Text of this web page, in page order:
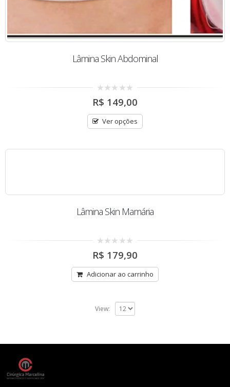
Lâmina Skin Abdominal
0
out
5
R$ 149,00
Ver opções
Lâmina Skin Mamária
0
out
5
R$ 179,90
Adicionar ao carrinho
View: